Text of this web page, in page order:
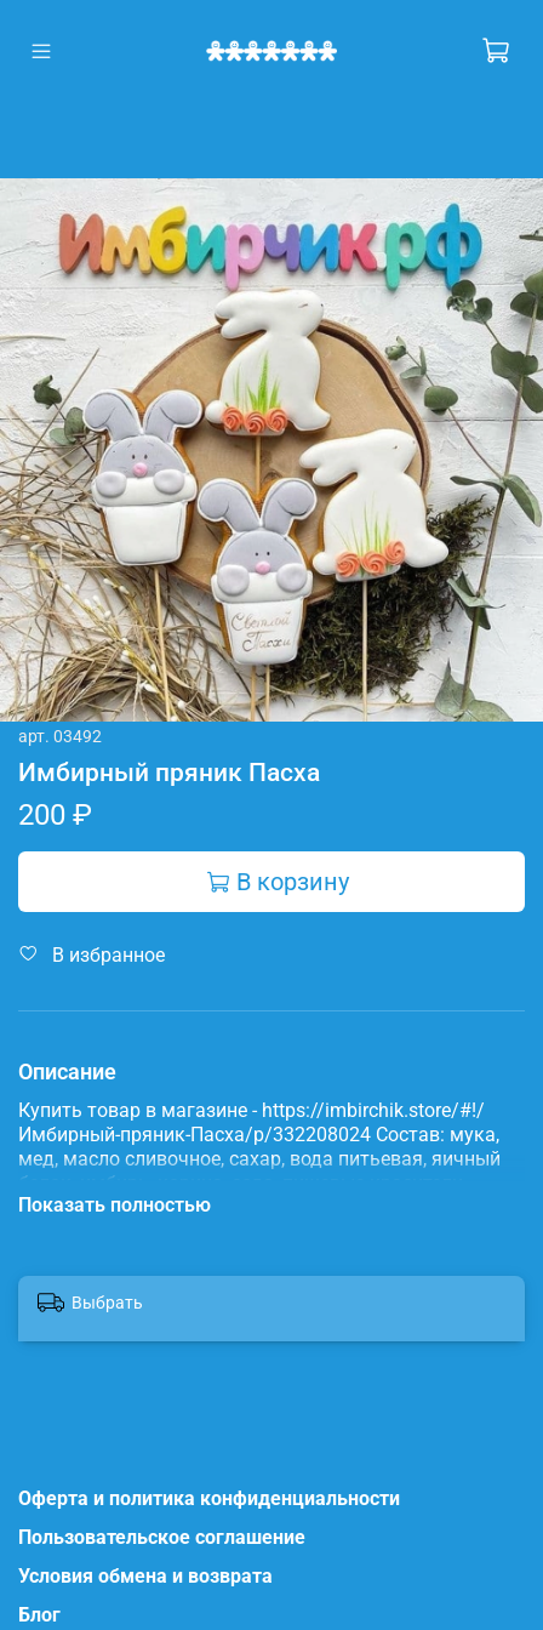
арт. 03492
Имбирный пряник Пасха
200 ₽
В корзину
В избранное
Описание
Купить товар в магазине - https://imbirchik.store/#!/
Имбирный-пряник-Пасха/p/332208024 Состав: мука,
мед, масло сливочное, сахар, вода питьевая, яичный
белок, имбирь, корица, сода, пищевые красители.
Показать полностью
Выбрать
Оферта и политика конфиденциальности
Пользовательское соглашение
Условия обмена и возврата
Блог